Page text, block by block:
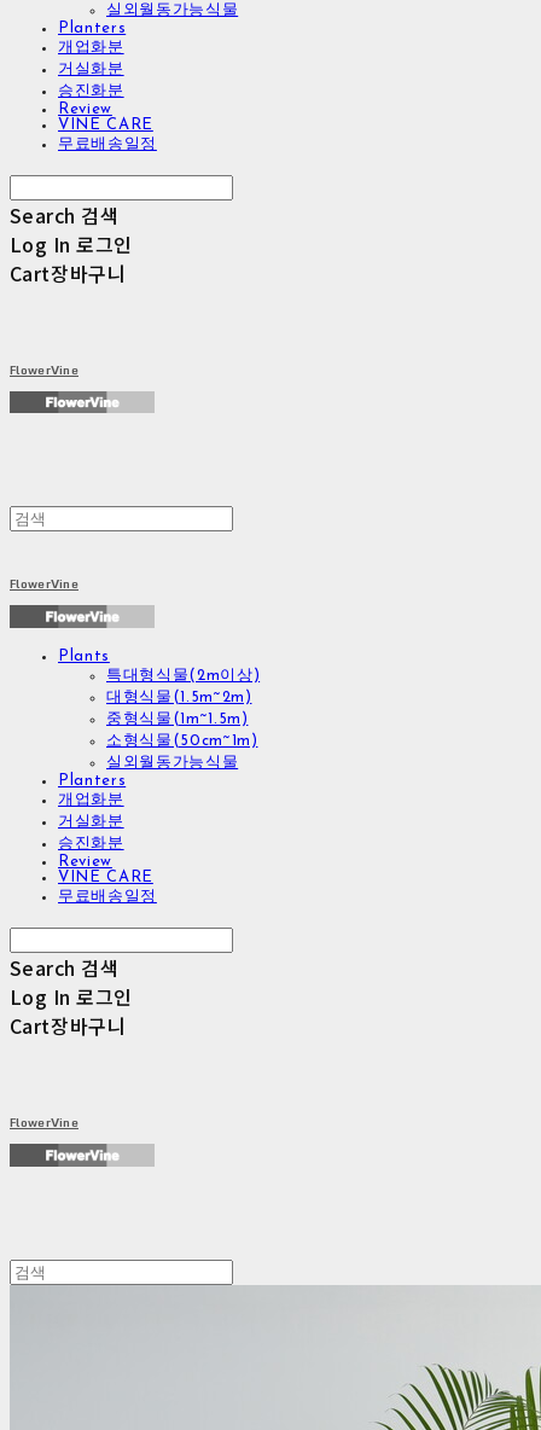
실외월동가능식물
Planters
개업화분
거실화분
승진화분
Review
VINE CARE
무료배송일정
Search 검색
Log In 로그인
Cart장바구니
FlowerVine
FlowerVine
Plants
특대형식물(2m이상)
대형식물(1.5m~2m)
중형식물(1m~1.5m)
소형식물(50cm~1m)
실외월동가능식물
Planters
개업화분
거실화분
승진화분
Review
VINE CARE
무료배송일정
Search 검색
Log In 로그인
Cart장바구니
FlowerVine